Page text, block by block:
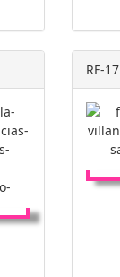
RF-17